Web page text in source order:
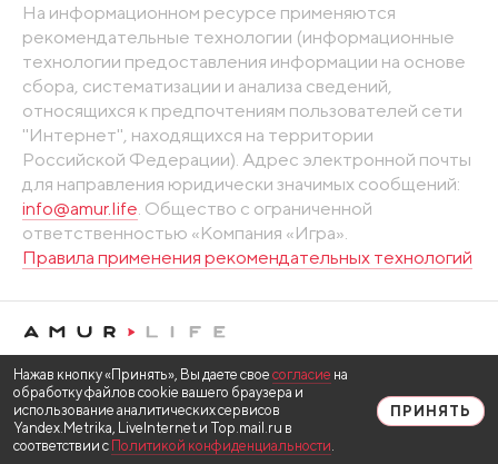
На информационном ресурсе применяются
рекомендательные технологии (информационные
технологии предоставления информации на основе
сбора, систематизации и анализа сведений,
относящихся к предпочтениям пользователей сети
"Интернет", находящихся на территории
Российской Федерации). Адрес электронной почты
для направления юридически значимых сообщений:
info@amur.life. Общество с ограниченной
ответственностью «Компания «Игра».
Правила применения рекомендательных технологий
Нажав кнопку «Принять», Вы даете свое согласие на
обработку файлов cookie вашего браузера и
использование аналитических сервисов
Yandex.Metrika, LiveInternet и Top.mail.ru в
соответствии с Политикой конфиденциальности.
ПРИНЯТЬ